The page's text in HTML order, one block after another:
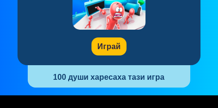
Играй
100 души харесаха тази игра